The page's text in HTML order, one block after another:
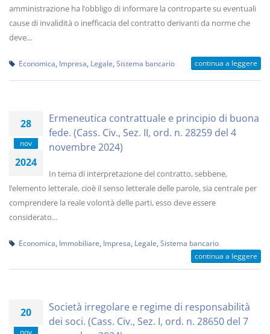
amministrazione ha l’obbligo di informare la controparte su eventuali
cause di invalidità o inefficacia del contratto derivanti da norme che
deve...
Economica Impresa Legale Sistema bancario continua a leggere
28
nov
2024
Ermeneutica contrattuale e principio di buona
fede. (Cass. Civ., Sez. II, ord. n. 28259 del 4
novembre 2024)
In tema di interpretazione del contratto, sebbene,
l’elemento letterale, cioè il senso letterale delle parole, sia centrale per
comprendere la reale volontà delle parti, esso deve essere
considerato...
Economica Immobiliare Impresa Legale Sistema bancario
continua a leggere
20
nov
Società irregolare e regime di responsabilità
dei soci. (Cass. Civ., Sez. I, ord. n. 28650 del 7